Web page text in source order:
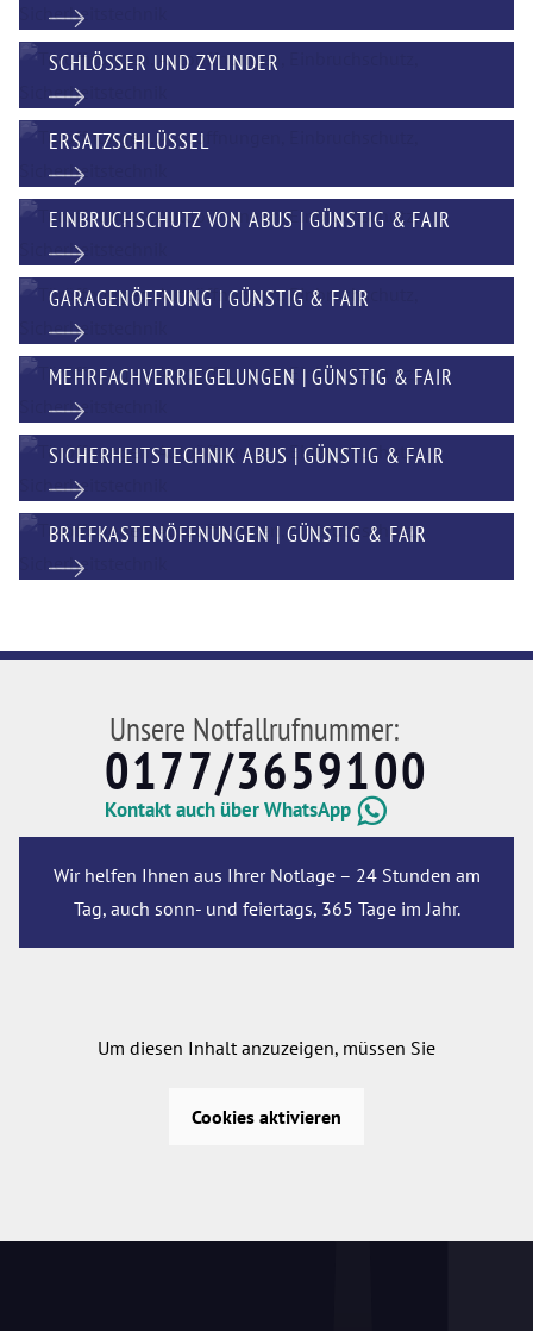
SCHLÖSSER UND ZYLINDER
ERSATZSCHLÜSSEL
EINBRUCHSCHUTZ VON ABUS | GÜNSTIG & FAIR
GARAGENÖFFNUNG | GÜNSTIG & FAIR
MEHRFACHVERRIEGELUNGEN | GÜNSTIG & FAIR
SICHERHEITSTECHNIK ABUS | GÜNSTIG & FAIR
BRIEFKASTENÖFFNUNGEN | GÜNSTIG & FAIR
Unsere Notfallrufnummer:
0177/3659100
Kontakt auch über WhatsApp
Wir helfen Ihnen aus Ihrer Notlage – 24 Stunden am
Tag, auch sonn- und feiertags, 365 Tage im Jahr.
Um diesen Inhalt anzuzeigen, müssen Sie
Cookies aktivieren